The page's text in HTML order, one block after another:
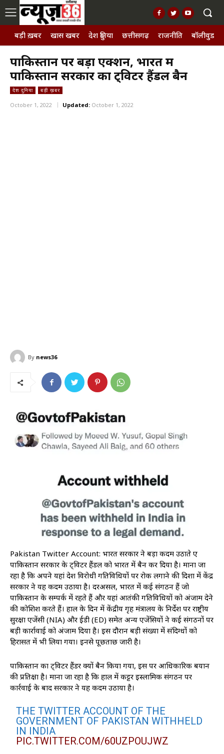
बड़ी ख़बर खास खबर देश दुनिया छत्तीसगढ़ राजनीति बॉलीवुड,
पाकिस्तान पर बड़ा एक्शन, भारत में
पाकिस्तान सरकार का ट्विटर हैंडल बैन
देश दुनिया बड़ी ख़बर
October 1, 2022 Updated: October 1, 2022
By news36
Pakistan Twitter Account: भारत सरकार ने बड़ा कदम उठाते हुए
पाकिस्तान सरकार के ट्विटर हैंडल को भारत में बैन कर दिया है। माना जा
रहा है कि अपने यहां देश विरोधी गतिविधियों पर रोक लगाने की दिशा में केंद्र
सरकार ने यह कदम उठाया है। दरअसल, भारत में कई संगठन हैं जो
पाकिस्तान के सम्पर्क में रहते हैं और यहां आतंकी गतिविधियों को अंजाम देने
की कोशिश करते हैं। हाल के दिन में केंद्रीय गृह मंत्रालय के निर्देश पर राष्ट्रीय
सुरक्षा एजेंसी (NIA) और ईडी (ED) समेत अन्य एजेंसियों ने कई संगठनों पर
बड़ी कार्रावाई को अंजाम दिया है। इस दौरान बड़ी संख्या में संदिग्धों को
हिरासत में भी लिया गया। इनसे पूछताछ जारी है।
पाकिस्तान का ट्विटर हैंडर क्यों बैन किया गया, इस पर आधिकारिक बयान
की प्रतिक्षा है। माना जा रहा है कि हाल में कट्टर इस्लामिक संगठन पर
कार्रवाई के बाद सरकार ने यह कदम उठाया है।
THE TWITTER ACCOUNT OF THE
GOVERNMENT OF PAKISTAN WITHHELD
IN INDIA
PIC.TWITTER.COM/60UZPOUJWZ